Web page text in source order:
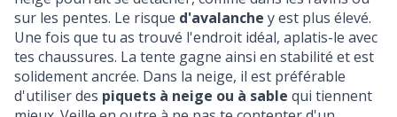
sur les pentes. Le risque d'avalanche y est plus élevé.
Une fois que tu as trouvé l'endroit idéal, aplatis-le avec
tes chaussures. La tente gagne ainsi en stabilité et est
solidement ancrée. Dans la neige, il est préférable
d'utiliser des piquets à neige ou à sable qui tiennent